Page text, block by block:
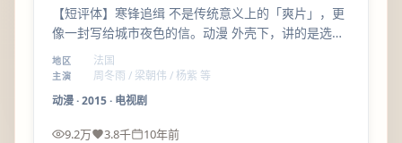
【短评体】寒锋追缉 不是传统意义上的「爽片」，更
像一封写给城市夜色的信。动漫 外壳下，讲的是选择
与代价；陈凯歌 的调度让群戏也不乱。
地区 法国
主演
周冬雨 / 梁朝伟 / 杨紫 等
动漫·2015· 电视剧
9.2万 3.8千 10年前